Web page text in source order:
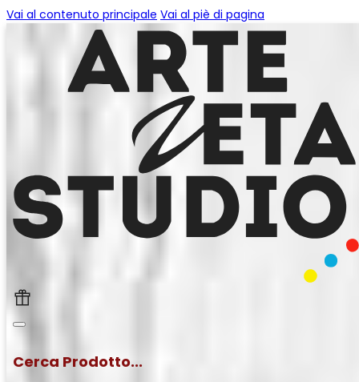
Vai al contenuto principale Vai al piè di pagina
Cerca Prodotto...